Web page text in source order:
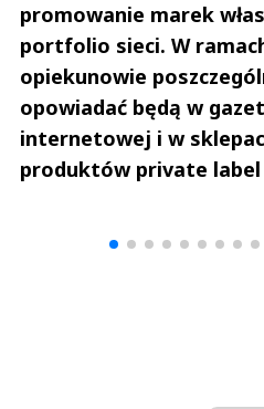
promowanie marek
portfolio sieci. W
opiekunowie
opowiadać będą w
internetowej i w
produktów private